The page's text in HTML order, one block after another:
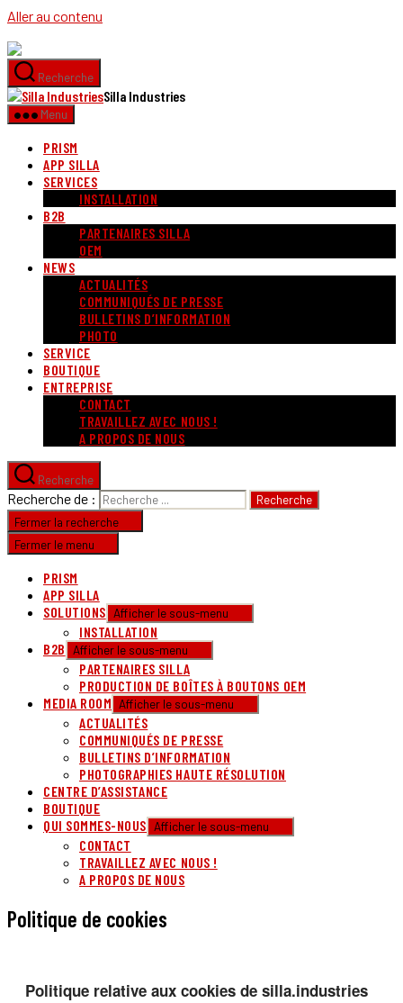
Aller au contenu
Recherche
Silla Industries
Menu
PRISM
APP SILLA
SERVICES
INSTALLATION
B2B
PARTENAIRES SILLA
OEM
NEWS
ACTUALITÉS
COMMUNIQUÉS DE PRESSE
BULLETINS D’INFORMATION
PHOTO
SERVICE
BOUTIQUE
ENTREPRISE
CONTACT
TRAVAILLEZ AVEC NOUS !
A PROPOS DE NOUS
Recherche
Recherche de :
Fermer la recherche
Fermer le menu
PRISM
APP SILLA
SOLUTIONS
Afficher le sous-menu
INSTALLATION
B2B
Afficher le sous-menu
PARTENAIRES SILLA
PRODUCTION DE BOÎTES À BOUTONS OEM
MEDIA ROOM
Afficher le sous-menu
ACTUALITÉS
COMMUNIQUÉS DE PRESSE
BULLETINS D’INFORMATION
PHOTOGRAPHIES HAUTE RÉSOLUTION
CENTRE D’ASSISTANCE
BOUTIQUE
QUI SOMMES-NOUS
Afficher le sous-menu
CONTACT
TRAVAILLEZ AVEC NOUS !
A PROPOS DE NOUS
Politique de cookies
Politique relative aux cookies de silla.industries